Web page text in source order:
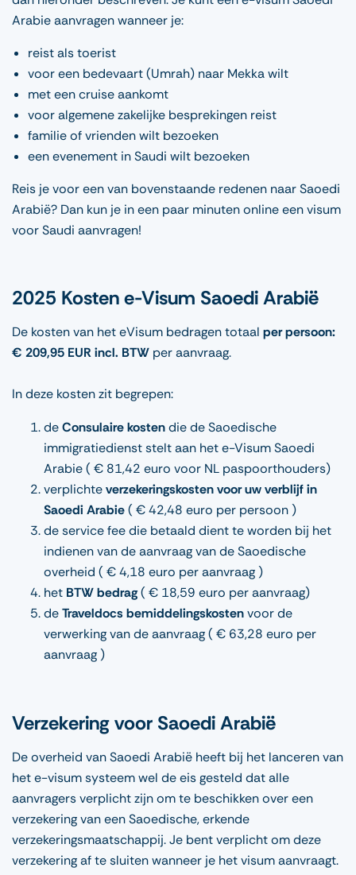
Arabie aanvragen wanneer je:
reist als toerist
voor een bedevaart (Umrah) naar Mekka wilt
met een cruise aankomt
voor algemene zakelijke besprekingen reist
familie of vrienden wilt bezoeken
een evenement in Saudi wilt bezoeken
Reis je voor een van bovenstaande redenen naar Saoedi
Arabië? Dan kun je in een paar minuten online een visum
voor Saudi aanvragen!
2025 Kosten e-Visum Saoedi Arabië
De kosten van het eVisum bedragen totaal per persoon:
€ 209,95 EUR incl. BTW per aanvraag.
In deze kosten zit begrepen:
deConsulaire kostendie de Saoedische
immigratiedienst stelt aan het e-Visum Saoedi
Arabie ( € 81,42 euro voor NL paspoorthouders)
verplichteverzekeringskosten voor uw verblijf in
Saoedi Arabie( € 42,48 euro per persoon )
de service fee die betaald dient te worden bij het
indienen van de aanvraag van de Saoedische
overheid ( € 4,18 euro per aanvraag )
het BTW bedrag( € 18,59 euro per aanvraag)
deTraveldocs bemiddelingskostenvoor de
verwerking van de aanvraag ( € 63,28 euro per
aanvraag )
Verzekering voor Saoedi Arabië
De overheid van Saoedi Arabië heeft bij het lanceren van
het e-visum systeem wel de eis gesteld dat alle
aanvragers verplicht zijn om te beschikken over een
verzekering van een Saoedische, erkende
verzekeringsmaatschappij. Je bent verplicht om deze
verzekering af te sluiten wanneer je het visum aanvraagt.